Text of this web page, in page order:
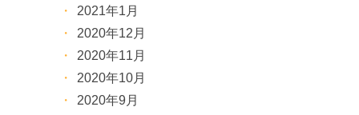
2021年1月
2020年12月
2020年11月
2020年10月
2020年9月